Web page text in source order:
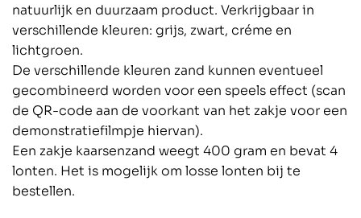
natuurlijk en duurzaam product. Verkrijgbaar in
verschillende kleuren: grijs, zwart, créme en
lichtgroen.
De verschillende kleuren zand kunnen eventueel
gecombineerd worden voor een speels effect (scan
de QR-code aan de voorkant van het zakje voor een
demonstratiefilmpje hiervan).
Een zakje kaarsenzand weegt 400 gram en bevat 4
lonten. Het is mogelijk om losse lonten bij te
bestellen.